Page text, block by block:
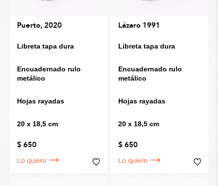
Puerto, 2020
Libreta tapa dura
Encuadernado rulo
metálico
Hojas rayadas
20 x 18,5 cm
$ 650
Lo quiero
Lázaro 1991
Libreta tapa dura
Encuadernado rulo
metálico
Hojas rayadas
20 x 18,5 cm
$ 650
Lo quiero